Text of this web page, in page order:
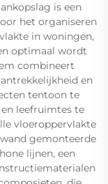
is een
het organiseren
in woningen,
optimaal wordt
combineert
en
tentoon te
leefruimtes te
vloeroppervlakte
gemonteerde
lijnen, een